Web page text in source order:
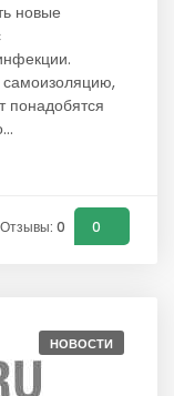
новые
самоизоляцию,
понадобятся
Отзывы: 0 0
НОВОСТИ